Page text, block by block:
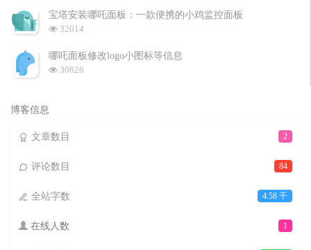
文
章
评
宝塔安装哪吒面板：一款便携的小鸡监控面板
浏
次
数:
32014
哪吒面板修改logo小图标等信息
浏
30826
博客信息
2
文章数目
84
评论数目
4.58 千
全站字数
1
在线人数